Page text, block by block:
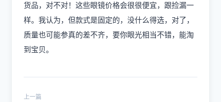
货品，对不对！这些眼镜价格会很很便宜，跟捡漏一
样。我认为，但款式是固定的，没什么得选，对了，
质量也可能参真的差不齐，要你眼光相当不错，能淘
到宝贝。
上一篇